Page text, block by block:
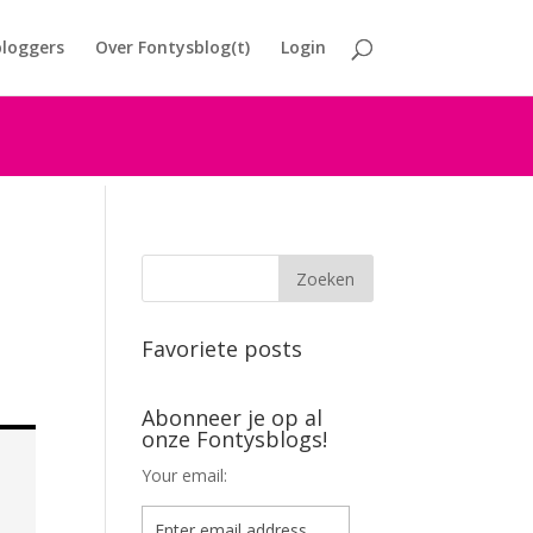
Over Fontysblog(t) Login
Favoriete posts
Abonneer je op al
onze Fontysblogs!
Your email: